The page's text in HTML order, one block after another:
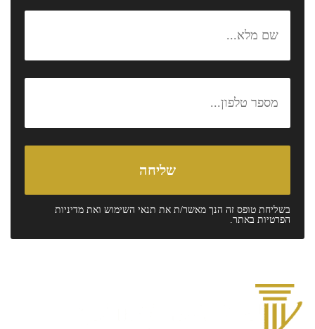
בשליחת טופס זה הנך מאשר/ת את תנאי השימוש ואת מדיניות
הפרטיות באתר.